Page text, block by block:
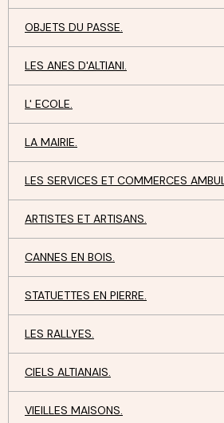
OBJETS DU PASSE.
LES ANES D'ALTIANI.
L' ECOLE.
LA MAIRIE.
LES SERVICES ET COMMERCES
ARTISTES ET ARTISANS.
CANNES EN BOIS.
STATUETTES EN PIERRE.
LES RALLYES.
CIELS ALTIANAIS.
VIEILLES MAISONS.